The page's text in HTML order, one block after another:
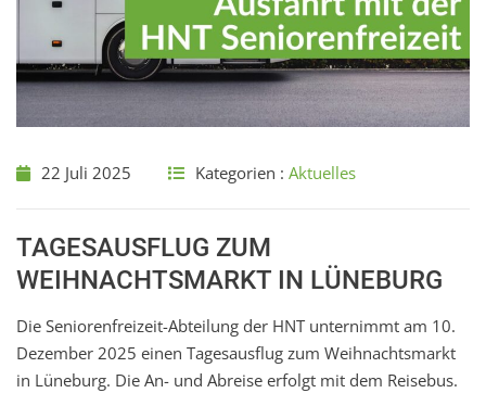
22 Juli 2025 Kategorien : Aktuelles
TAGESAUSFLUG ZUM
WEIHNACHTSMARKT IN LÜNEBURG
Die Seniorenfreizeit-Abteilung der HNT unternimmt am 10.
Dezember 2025 einen Tagesausflug zum Weihnachtsmarkt
in Lüneburg. Die An- und Abreise erfolgt mit dem Reisebus.